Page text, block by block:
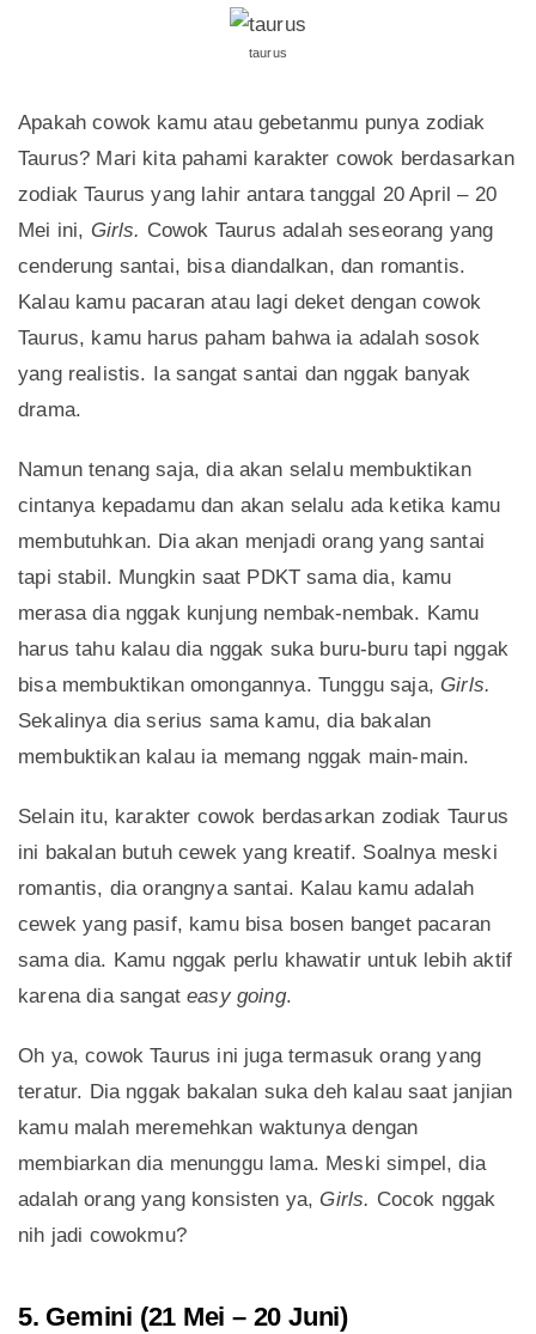
taurus
Apakah cowok kamu atau gebetanmu punya zodiak
Taurus? Mari kita pahami karakter cowok berdasarkan
zodiak Taurus yang lahir antara tanggal 20 April – 20
Mei ini, Girls. Cowok Taurus adalah seseorang yang
cenderung santai, bisa diandalkan, dan romantis.
Kalau kamu pacaran atau lagi deket dengan cowok
Taurus, kamu harus paham bahwa ia adalah sosok
yang realistis. Ia sangat santai dan nggak banyak
drama.
Namun tenang saja, dia akan selalu membuktikan
cintanya kepadamu dan akan selalu ada ketika kamu
membutuhkan. Dia akan menjadi orang yang santai
tapi stabil. Mungkin saat PDKT sama dia, kamu
merasa dia nggak kunjung nembak-nembak. Kamu
harus tahu kalau dia nggak suka buru-buru tapi nggak
bisa membuktikan omongannya. Tunggu saja, Girls.
Sekalinya dia serius sama kamu, dia bakalan
membuktikan kalau ia memang nggak main-main.
Selain itu, karakter cowok berdasarkan zodiak Taurus
ini bakalan butuh cewek yang kreatif. Soalnya meski
romantis, dia orangnya santai. Kalau kamu adalah
cewek yang pasif, kamu bisa bosen banget pacaran
sama dia. Kamu nggak perlu khawatir untuk lebih aktif
karena dia sangateasy going.
Oh ya, cowok Taurus ini juga termasuk orang yang
teratur. Dia nggak bakalan suka deh kalau saat janjian
kamu malah meremehkan waktunya dengan
membiarkan dia menunggu lama. Meski simpel, dia
adalah orang yang konsisten ya, Girls. Cocok nggak
nih jadi cowokmu?
5. Gemini (21 Mei – 20 Juni)